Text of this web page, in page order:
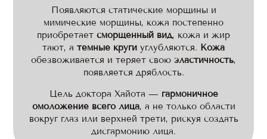
Появляются статические морщины и
мимические морщины, кожа постепенно
приобретает сморщенный вид, кожа и жир
тают, а темные круги углубляются. Кожа
обезвоживается и теряет свою эластичность,
появляется дряблость.
Цель доктора Хайота — гармоничное
омоложение всего лица, а не только области
вокруг глаз или верхней трети, рискуя создать
дисгармонию лица.